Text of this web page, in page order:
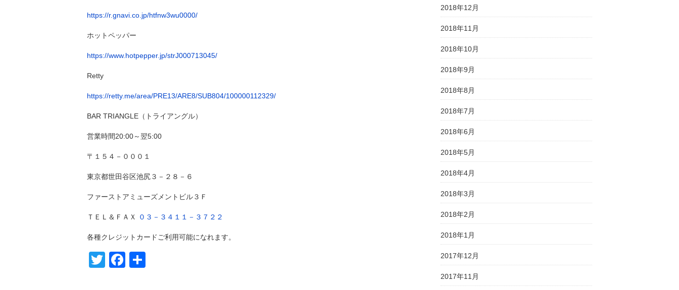
https://r.gnavi.co.jp/htfnw3wu0000/
ホットペッパー
https://www.hotpepper.jp/strJ000713045/
Retty
https://retty.me/area/PRE13/ARE8/SUB804/100000112329/
BAR TRIANGLE（トライアングル）
営業時間20:00～翌5:00
〒１５４－０００１
東京都世田谷区池尻３－２８－６
ファーストアミューズメントビル３Ｆ
ＴＥＬ＆ＦＡＸ ０３－３４１１－３７２２
各種クレジットカードご利用可能になれます。
TwitterFacebook
2018年12月
2018年11月
2018年10月
2018年9月
2018年8月
2018年7月
2018年6月
2018年5月
2018年4月
2018年3月
2018年2月
2018年1月
2017年12月
2017年11月